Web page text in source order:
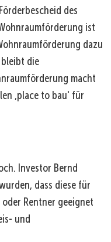
des
ist
dazu
bleibt die
macht
‚place to bau' für
Investor Bernd
dass diese für
Rentner geeignet
und